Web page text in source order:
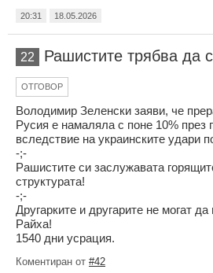
20:31 18.05.2026
22 Рашистите трябва да
ОТГОВОР
Володимир Зеленски заяви, че
Русия е намаляла с поне 10% през
вследствие на украинските удари
-;-
Рашистите си заслужавата
структурата!
-;-
Другарките и другарите не могат
Райха!
1540 дни усрация.
Коментиран от #42